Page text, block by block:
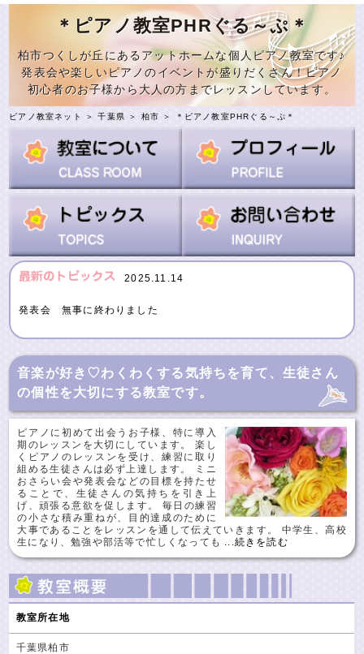
＊ピアノ教室PHRぐる～ぷ＊
柏市つくしが丘にあるアットホームな個人ピアノ教室です♪
発表会や楽しいピアノのイベントが盛りだくさん！ピアノ
初心者のお子様から大人の方までレッスンしています。
ピアノ教室ネット ＞千葉県 ＞ 柏市 ＞ ＊ピアノ教室PHRぐる～ぷ＊
2025.11.14
発表会 無事に終わりました
音楽が好き♡わくわくする気持ちを育て、生徒さん
の個性を大切にする教室です。
ピアノに初めて出会うお子様、特に導入
期のレッスンを大切にしています。 楽し
くピアノのレッスンを受け、練習に取り
組める生徒さんは必ず上達します。 ミニ
おさらい会や発表会などの目標を持たせ
ることで、生徒さんの気持ちを引き上
げ、頑張る意欲を促します。 毎日の練習
の小さな積み重ねが、目的達成のために
大事であることをレッスンを通して伝えていきます。 中学生、高校
生になり、勉強や部活等で忙しくなっても
...続きを読む
教室所在地
千葉県柏市